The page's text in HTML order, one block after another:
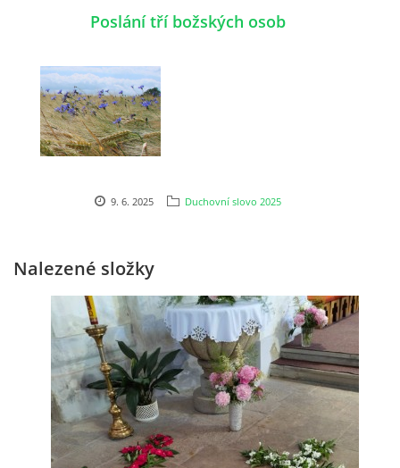
FOTOALBUM
NÁVŠTĚVNÍ KNIHA
Farnost Studená
Nám. Sv. J. Nepomuckého 52
STUDENÁ
378 566
© 2026 eStránky.cz | Tisk|Nahoru ↑
Poslání tří božských osob
9. 6. 2025 Duchovní slovo 2025
Nalezené složky